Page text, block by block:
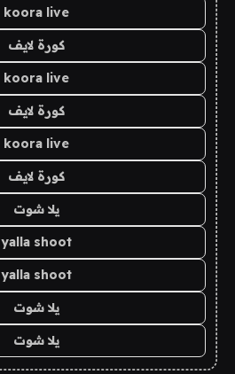
koora live
كورة لايف
koora live
كورة لايف
koora live
كورة لايف
يلا شوت
yalla shoot
yalla shoot
يلا شوت
يلا شوت